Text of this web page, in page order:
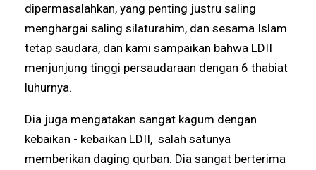
dipermasalahkan, yang penting justru saling
menghargai saling silaturahim, dan sesama Islam
tetap saudara, dan kami sampaikan bahwa LDII
menjunjung tinggi persaudaraan dengan 6 thabiat
luhurnya.
Dia juga mengatakan sangat kagum dengan
kebaikan - kebaikan LDII, salah satunya
memberikan daging qurban. Dia sangat berterima